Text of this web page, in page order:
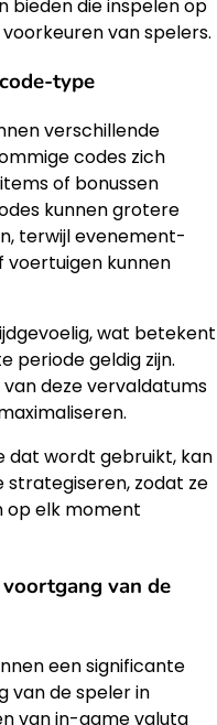
bieden die inspelen op
van spelers.
type
verschillende
codes zich
of bonussen
kunnen grotere
terwijl evenement-
voertuigen kunnen
wat betekent
periode geldig zijn.
deze vervaldatums
dat wordt gebruikt, kan
zodat ze
op elk moment
van de
een significante
van de speler in
van in-game valuta